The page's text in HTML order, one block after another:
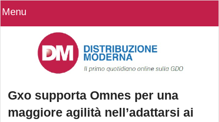
Menu
Gxo supporta Omnes per una
maggiore agilità nell’adattarsi ai